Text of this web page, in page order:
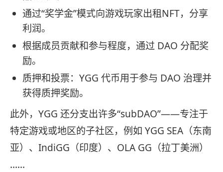
通过“奖学金”模式向游戏玩家出租NFT，分享
利润。
根据成员贡献和参与程度，通过 DAO 分配奖
励。
质押和投票：YGG 代币用于参与 DAO 治理并
获得质押奖励。
此外，YGG 还分支出许多“subDAO”——专注于
特定游戏或地区的子社区，例如 YGG SEA（东南
亚）、IndiGG（印度）、OLA GG（拉丁美洲）
……